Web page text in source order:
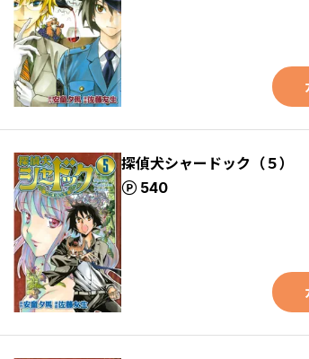
探偵犬シャードック（５）
540
ポイント